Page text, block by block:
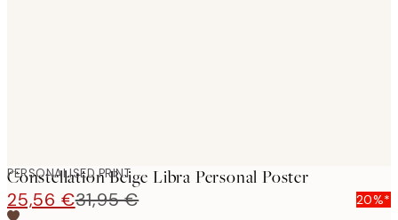
PERSONALISED PRINT
Constellation Beige Libra Personal Poster
25,56 €31,95 €
20%*